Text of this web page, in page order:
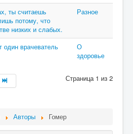
ты считаешь
потому, что
низких и слабых.
Разное
один врачеватель
О
здоровье
Страница 1 из 2
Авторы Гомер